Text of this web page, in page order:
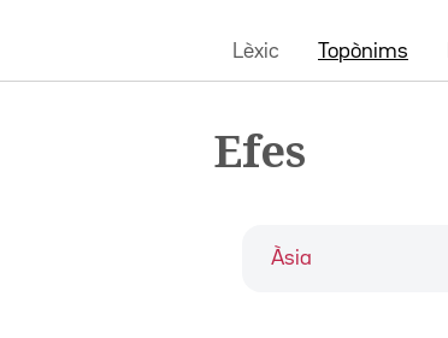
Lèxic Topònims
Efes
Àsia